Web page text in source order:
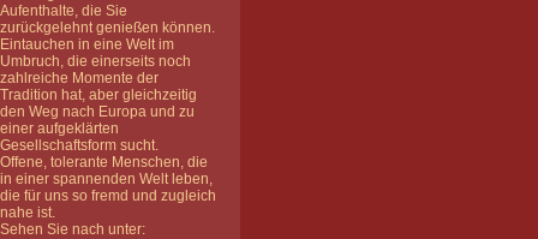
Aufenthalte, die Sie
zurückgelehnt genießen können.
Eintauchen in eine Welt im
Umbruch, die einerseits noch
zahlreiche Momente der
Tradition hat, aber gleichzeitig
den Weg nach Europa und zu
einer aufgeklärten
Gesellschaftsform sucht.
Offene, tolerante Menschen, die
in einer spannenden Welt leben,
die für uns so fremd und zugleich
nahe ist.
Sehen Sie nach unter: